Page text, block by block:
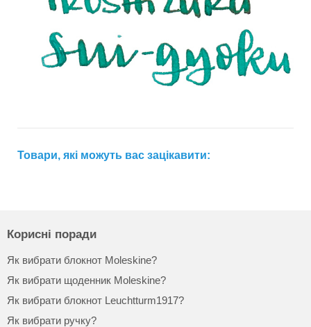
Товари, які можуть вас зацікавити:
Корисні поради
Як вибрати блокнот Moleskine?
Як вибрати щоденник Moleskine?
Як вибрати блокнот Leuchtturm1917?
Як вибрати ручку?